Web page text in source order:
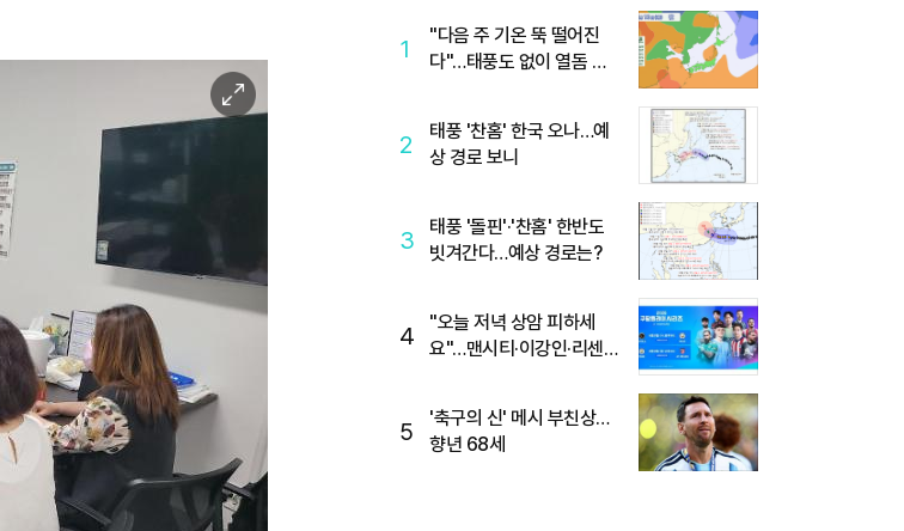
이
미
1
"다음 주 기온 뚝 떨어진
다"…태풍도 없이 열돔 박
2
태풍 '찬홈' 한국 오나…예
상 경로 보니
3
태풍 '돌핀'·'찬홈' 한반도
빗겨간다…예상 경로는?
4
"오늘 저녁 상암 피하세
요"…맨시티·이강인·리센느
5
'축구의 신' 메시 부친상…
향년 68세